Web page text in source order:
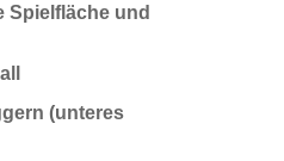
Spielfläche und
(unteres